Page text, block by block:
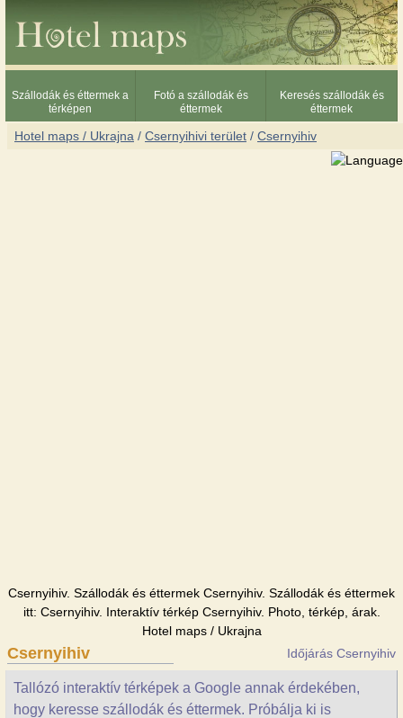
Szállodák és éttermek a
térképen
Fotó a szállodák és
éttermek
Keresés szállodák és
éttermek
Hotel maps / Ukrajna / Csernyihivi terület / Csernyihiv
Csernyihiv. Szállodák és éttermek Csernyihiv. Szállodák és éttermek
itt: Csernyihiv. Interaktív térkép Csernyihiv. Photo, térkép, árak.
Hotel maps / Ukrajna
Csernyihiv Időjárás Csernyihiv
Tallózó interaktív térképek a Google annak érdekében,
hogy keresse szállodák és éttermek. Próbálja ki is